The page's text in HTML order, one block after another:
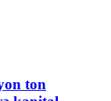
ton